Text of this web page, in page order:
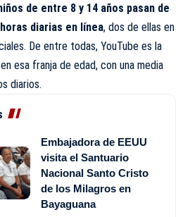
de entre 8 y 14 años pasan de
diarias en línea, dos de ellas en
De entre todas, YouTube es la
esa franja de edad, con una media
diarios.
Embajadora de EEUU
visita el Santuario
Nacional Santo Cristo
de los Milagros en
Bayaguana